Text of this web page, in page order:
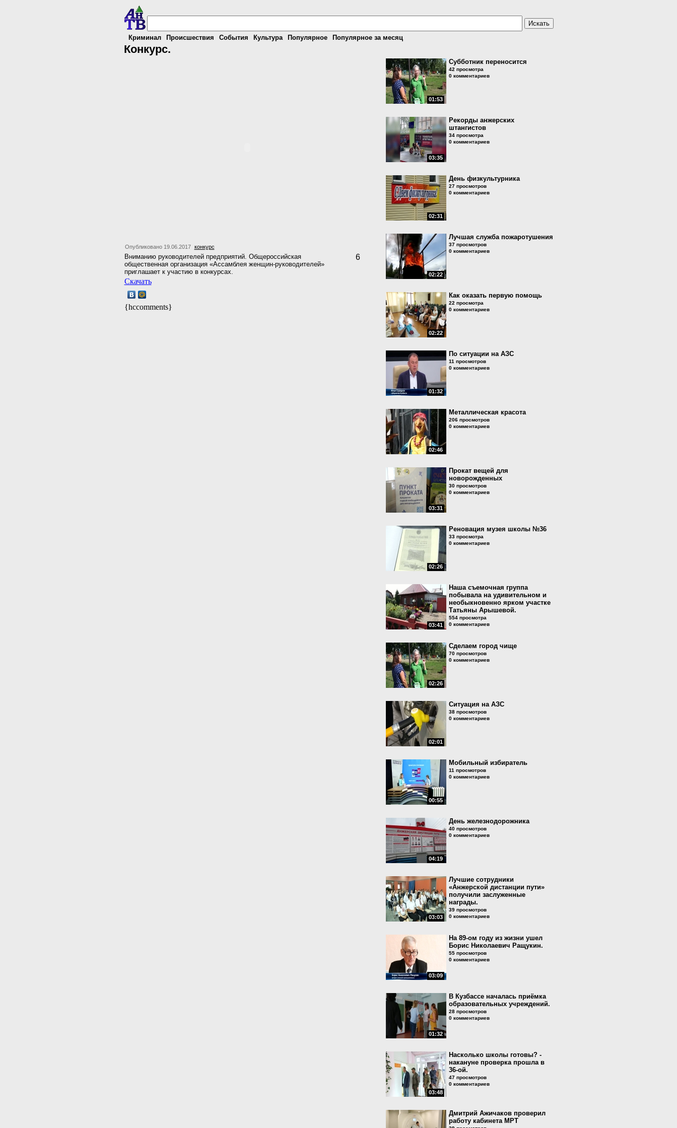
Криминал Происшествия События Культура Популярное Популярное за месяц
Конкурс.
Опубликовано 19.06.2017 конкурс
Вниманию руководителей предприятий. Общероссийская
общественная организация «Ассамблея женщин-руководителей»
приглашает к участию в конкурсах.
6
Скачать
{hccomments}
01:53
Субботник переносится
42 просмотра
0 комментариев
03:35
Рекорды анжерских
штангистов
34 просмотра
0 комментариев
02:31
День физкультурника
27 просмотров
0 комментариев
02:22
Лучшая служба пожаротушения
37 просмотров
0 комментариев
02:22
Как оказать первую помощь
22 просмотра
0 комментариев
01:32
По ситуации на АЗС
11 просмотров
0 комментариев
02:46
Металлическая красота
206 просмотров
0 комментариев
03:31
Прокат вещей для
новорожденных
30 просмотров
0 комментариев
02:26
Реновация музея школы №36
33 просмотра
0 комментариев
03:41
Наша съемочная группа
побывала на удивительном и
необыкновенно ярком участке
Татьяны Арышевой.
554 просмотра
0 комментариев
02:26
Сделаем город чище
70 просмотров
0 комментариев
02:01
Ситуация на АЗС
38 просмотров
0 комментариев
00:55
Мобильный избиратель
11 просмотров
0 комментариев
04:19
День железнодорожника
40 просмотров
0 комментариев
03:03
Лучшие сотрудники
«Анжерской дистанции пути»
получили заслуженные
награды.
39 просмотров
0 комментариев
03:09
На 89-ом году из жизни ушел
Борис Николаевич Ращукин.
55 просмотров
0 комментариев
01:32
В Кузбассе началась приёмка
образовательных учреждений.
28 просмотров
0 комментариев
03:48
Насколько школы готовы? -
накануне проверка прошла в
36-ой.
47 просмотров
0 комментариев
Дмитрий Ажичаков проверил
работу кабинета МРТ